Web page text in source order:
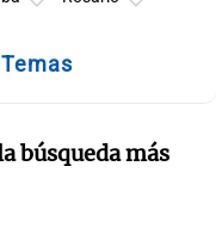
búsqueda más